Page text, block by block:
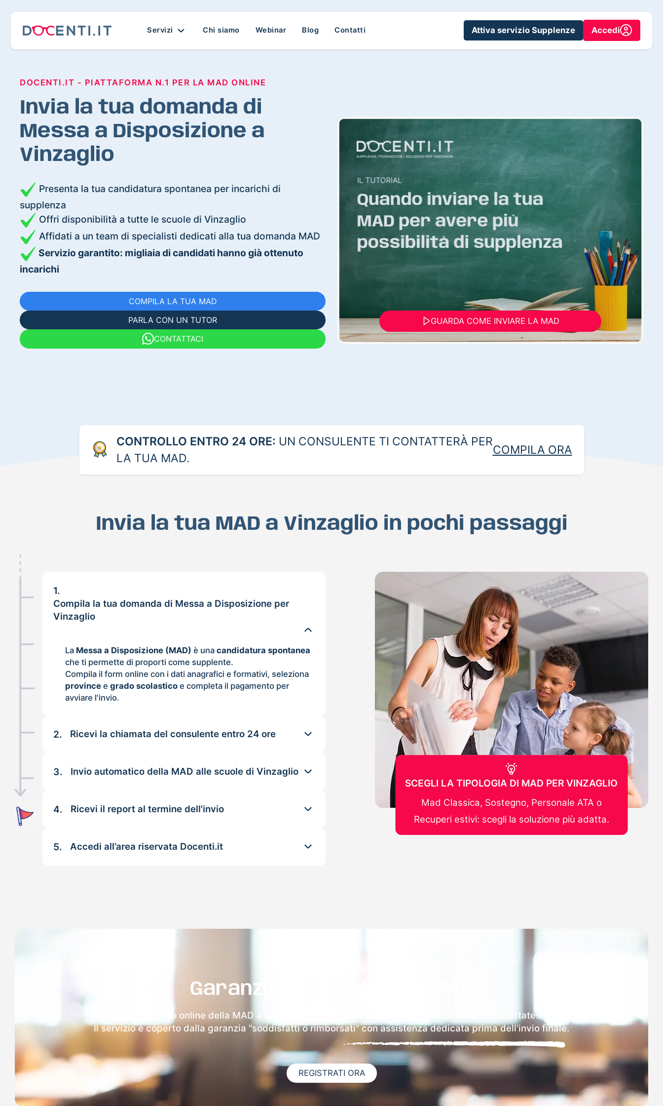
Servizi Chi siamo Webinar Blog Contatti Attiva servizio Supplenze Accedi
DOCENTI.IT - PIATTAFORMA N.1 PER LA MAD ONLINE
Invia la tua domanda di
Messa a Disposizione a
Vinzaglio
Presenta la tua candidatura spontanea per incarichi di
supplenza
Offri disponibilità a tutte le scuole di Vinzaglio
Affidati a un team di specialisti dedicati alla tua domanda MAD
Servizio garantito: migliaia di candidati hanno già ottenuto
incarichi
COMPILA LA TUA MAD
PARLA CON UN TUTOR
CONTATTACI
GUARDA COME INVIARE LA MAD
CONTROLLO ENTRO 24 ORE: UN CONSULENTE TI CONTATTERÀ PER
LA TUA MAD.
COMPILA ORA
Invia la tua MAD a Vinzaglio in pochi passaggi
1.
Compila la tua domanda di Messa a Disposizione per
Vinzaglio
La Messa a Disposizione (MAD) è unacandidatura spontanea
che ti permette di proporti come supplente.
Compila il form online con i dati anagrafici e formativi, seleziona
province egrado scolastico e completa il pagamento per
avviare l'invio.
2. Ricevi la chiamata del consulente entro 24 ore
3. Invio automatico della MAD alle scuole di Vinzaglio
4. Ricevi il report al termine dell'invio
5. Accedi all’area riservata Docenti.it
SCEGLI LA TIPOLOGIA DI MAD PER VINZAGLIO
Mad Classica, Sostegno, Personale ATA o
Recuperi estivi: scegli la soluzione più adatta.
Garanzia 100% sulla tua MAD
Dopo l'invio online della MAD a Vinzaglio riceverai via email i dettagli delle scuole contattate.
Il servizio è coperto dalla garanzia "soddisfatti o rimborsati" con assistenza dedicata prima dell'invio finale.
REGISTRATI ORA